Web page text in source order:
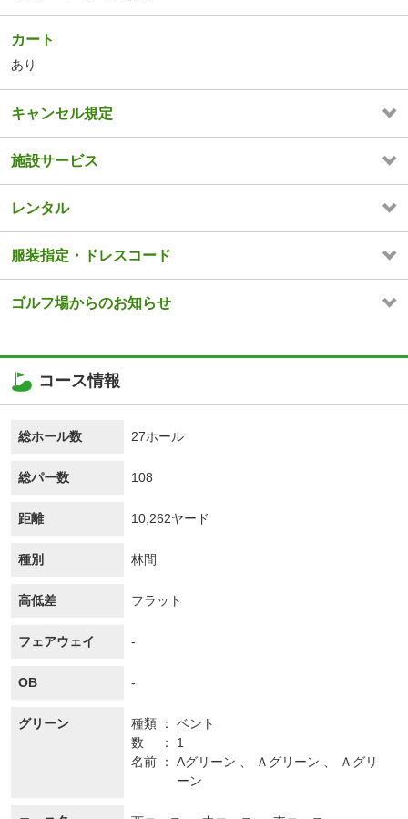
カート
あり
キャンセル規定
施設サービス
レンタル
服装指定・ドレスコード
ゴルフ場からのお知らせ
コース情報
総ホール数 27ホール
総パー数 108
距離 10,262ヤード
種別 林間
高低差 フラット
フェアウェイ -
OB -
グリーン 種類
ベント
数
1
名前
Aグリーン 、 Ａグリーン 、 Ａグリ
ーン